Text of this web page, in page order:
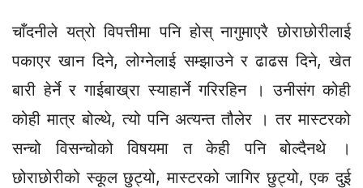
चाँदनीले यत्रो विपत्तीमा पनि होस् नागुमाएरै छोराछोरीलाई
पकाएर खान दिने, लोग्नेलाई सम्झाउने र ढाढस दिने, खेत
बारी हेर्ने र गाईबाख्रा स्याहार्ने गरिरहिन । उनीसंग कोही
कोही मात्र बोल्थे, त्यो पनि अत्यन्त तौलेर । तर मास्टरको
सन्चो विसन्चोको विषयमा त केही पनि बोल्दैनथे ।
छोराछोरीको स्कूल छुट्यो, मास्टरको जागिर छुट्यो, एक दुई